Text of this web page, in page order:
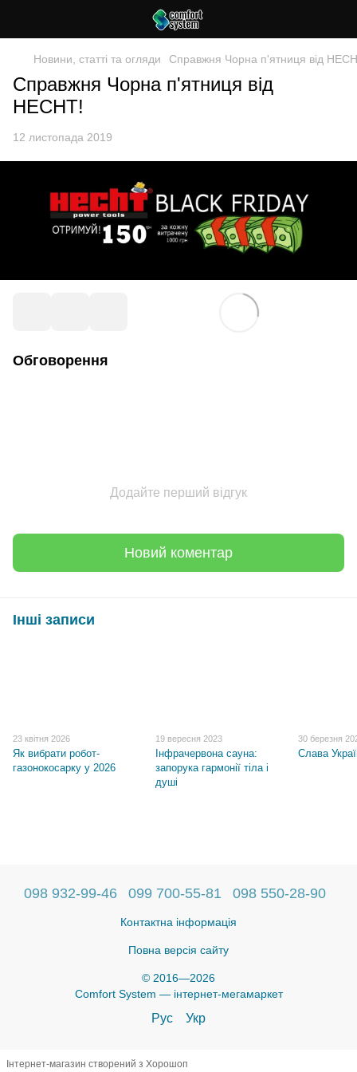
Новини, статті та огляди Справжня Чорна п'ятниця від
Справжня Чорна п'ятниця від
HECHT!
12 листопада 2019
Обговорення
Додайте перший відгук
Новий коментар
Інші записи
23 квітня 2026
Як вибрати робот-
газонокосарку у 2026
19 вересня 2023
Інфрачервона сауна:
запорука гармонії тіла і
душі
30 березня
Слава
098 932-99-46 099 700-55-81 098 550-28-90
Контактна інформація
Повна версія сайту
© 2016—2026
Comfort System — інтернет-мегамаркет
Рус Укр
Інтернет-магазин створений з Хорошоп